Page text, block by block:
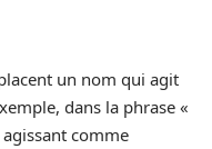
un nom qui agit
dans la phrase «
agissant comme